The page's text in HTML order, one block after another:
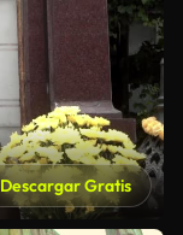
Descargar Gratis